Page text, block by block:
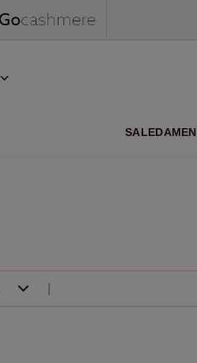
SALEDAMEN